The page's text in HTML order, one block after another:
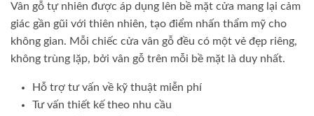
Vân gỗ tự nhiên được áp dụng lên bề mặt cửa mang lại cảm
giác gần gũi với thiên nhiên, tạo điểm nhấn thẩm mỹ cho
không gian. Mỗi chiếc cửa vân gỗ đều có một vẻ đẹp riêng,
không trùng lặp, bởi vân gỗ trên mỗi bề mặt là duy nhất.
Hỗ trợ tư vấn về kỹ thuật miễn phí
Tư vấn thiết kế theo nhu cầu